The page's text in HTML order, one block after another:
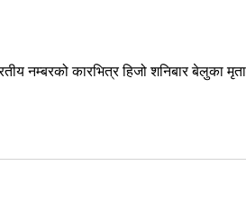
नम्बरको कारभित्र हिजो शनिबार बेलुका